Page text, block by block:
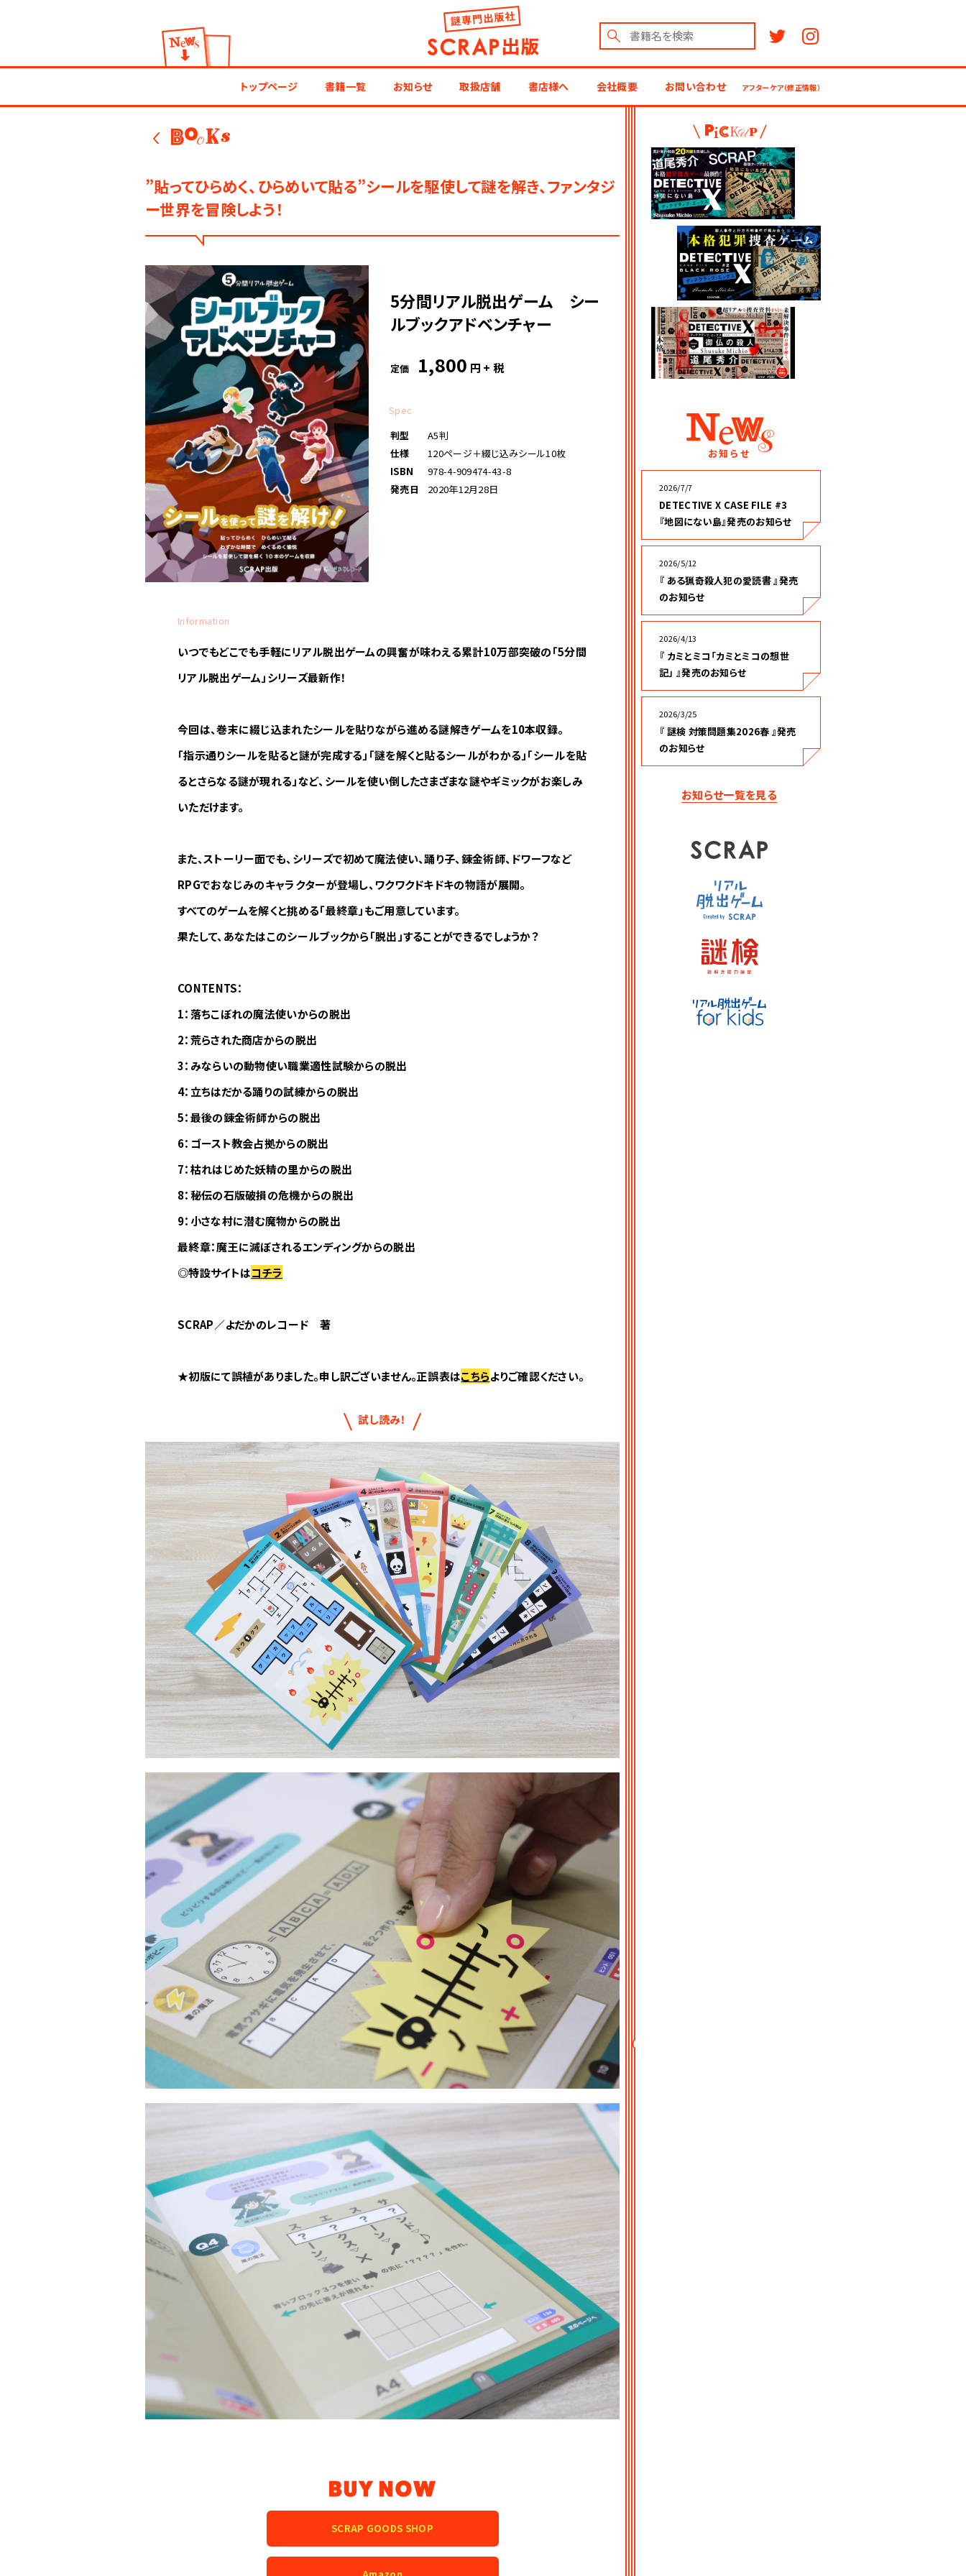
お知らせ
Twitter
トップページ 書籍一覧 お知らせ 取扱店舗 書店様へ 会社概要 お問い合わせ アフターケア（修正情報）
”貼ってひらめく、ひらめいて貼る”シールを駆使して謎を解き、ファンタジ
ー世界を冒険しよう！
5分間リアル脱出ゲーム シー
ルブックアドベンチャー
定価 1,800 円 + 税
Spec
判型
A5判
仕様
120ページ＋綴じ込みシール10枚
ISBN
978-4-909474-43-8
発売日
2020年12月28日
Information
いつでもどこでも手軽にリアル脱出ゲームの興奮が味わえる累計10万部突破の「5分間
リアル脱出ゲーム」シリーズ最新作！
今回は、巻末に綴じ込まれたシールを貼りながら進める謎解きゲームを10本収録。
「指示通りシールを貼ると謎が完成する」「謎を解くと貼るシールがわかる」「シールを貼
るとさらなる謎が現れる」など、シールを使い倒したさまざまな謎やギミックがお楽しみ
いただけます。
また、ストーリー面でも、シリーズで初めて魔法使い、踊り子、錬金術師、ドワーフなど
RPGでおなじみのキャラクターが登場し、ワクワクドキドキの物語が展開。
すべてのゲームを解くと挑める「最終章」もご用意しています。
果たして、あなたはこのシールブックから「脱出」することができるでしょうか？
CONTENTS：
1：落ちこぼれの魔法使いからの脱出
2：荒らされた商店からの脱出
3：みならいの動物使い職業適性試験からの脱出
4：立ちはだかる踊りの試練からの脱出
5：最後の錬金術師からの脱出
6：ゴースト教会占拠からの脱出
7：枯れはじめた妖精の里からの脱出
8：秘伝の石版破損の危機からの脱出
9：小さな村に潜む魔物からの脱出
最終章：魔王に滅ぼされるエンディングからの脱出
◎特設サイトはコチラ
SCRAP／よだかのレコード 著
★初版にて誤植がありました。申し訳ございません。正誤表はこちらよりご確認ください。
試し読み！
SCRAP GOODS SHOP
お知らせ
2026/7/7
DETECTIVE X CASE FILE #3
『地図にない島』発売のお知らせ
2026/5/12
『 ある猟奇殺人犯の愛読書 』発売
のお知らせ
2026/4/13
『 カミとミコ「カミとミコの想世
記」 』発売のお知らせ
2026/3/25
『 謎検 対策問題集2026春 』発売
のお知らせ
お知らせ一覧を見る
謎検